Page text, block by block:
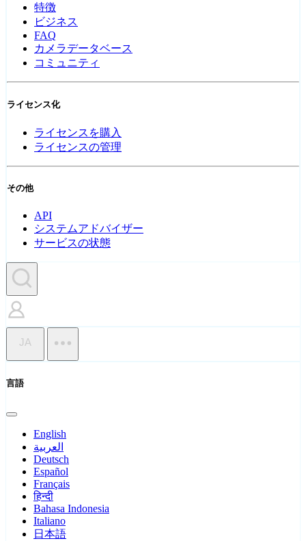
特徴
ビジネス
FAQ
カメラデータベース
コミュニティ
ライセンス化
ライセンスを購入
ライセンスの管理
その他
API
システムアドバイザー
サービスの状態
JA
言語
English
العربية
Deutsch
Español
Français
हिन्दी
Bahasa Indonesia
Italiano
日本語